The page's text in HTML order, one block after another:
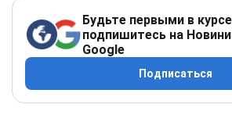
Будьте первыми в
подпишитесь на Новини
Google
Подписаться